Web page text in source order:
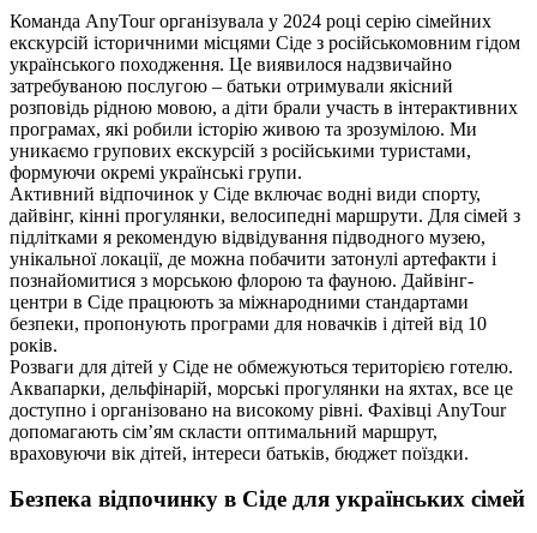
Команда AnyTour організувала у 2024 році серію сімейних
екскурсій історичними місцями Сіде з російськомовним гідом
українського походження. Це виявилося надзвичайно
затребуваною послугою – батьки отримували якісний
розповідь рідною мовою, а діти брали участь в інтерактивних
програмах, які робили історію живою та зрозумілою. Ми
уникаємо групових екскурсій з російськими туристами,
формуючи окремі українські групи.
Активний відпочинок у Сіде включає водні види спорту,
дайвінг, кінні прогулянки, велосипедні маршрути. Для сімей з
підлітками я рекомендую відвідування підводного музею,
унікальної локації, де можна побачити затонулі артефакти і
познайомитися з морською флорою та фауною. Дайвінг-
центри в Сіде працюють за міжнародними стандартами
безпеки, пропонують програми для новачків і дітей від 10
років.
Розваги для дітей у Сіде не обмежуються територією готелю.
Аквапарки, дельфінарій, морські прогулянки на яхтах, все це
доступно і організовано на високому рівні. Фахівці AnyTour
допомагають сім’ям скласти оптимальний маршрут,
враховуючи вік дітей, інтереси батьків, бюджет поїздки.
Безпека відпочинку в Сіде для українських сімей